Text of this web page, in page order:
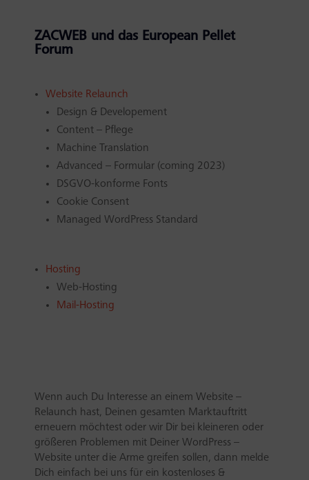
ZACWEB und das European Pellet
Forum
Website Relaunch
Design & Developement
Content – Pflege
Machine Translation
Advanced – Formular (coming 2023)
DSGVO-konforme Fonts
Cookie Consent
Managed WordPress Standard
Hosting
Web-Hosting
Mail-Hosting
Wenn auch Du Interesse an einem Website –
Relaunch hast, Deinen gesamten Marktauftritt
erneuern möchtest oder wir Dir bei kleineren oder
größeren Problemen mit Deiner WordPress –
Website unter die Arme greifen sollen, dann melde
Dich einfach bei uns für ein kostenloses &